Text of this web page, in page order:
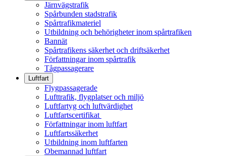
Järnvägstrafik
Spårbunden stadstrafik
Spårtrafikmateriel
Utbildning och behörigheter inom spårtrafiken
Bannät
Spårtrafikens säkerhet och driftsäkerhet
Författningar inom spårtrafik
Tågpassagerare
Luftfart
Flygpassagerade
Lufttrafik, flygplatser och miljö
Luftfartyg och luftvärdighet
Luftfartscertifikat
Författningar inom luftfart
Luftfartssäkerhet
Utbildning inom luftfarten
Obemannad luftfart